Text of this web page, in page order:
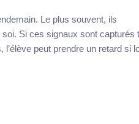
Le plus souvent, ils
Si ces signaux sont capturés
peut prendre un retard si